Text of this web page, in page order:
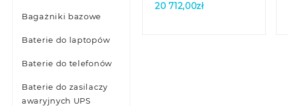
Bagażniki bazowe
Baterie do laptopów
Baterie do telefonów
Baterie do zasilaczy
awaryjnych UPS
20 712,00zł